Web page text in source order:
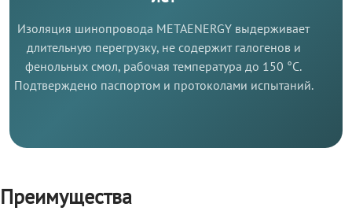
Изоляция шинопровода METAENERGY выдерживает
длительную перегрузку, не содержит галогенов и
фенольных смол, рабочая температура до 150 °C.
Подтверждено паспортом и протоколами испытаний.
Преимущества